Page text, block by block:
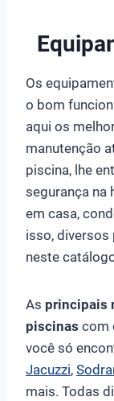
Os
o bom
aqui os
manutenção
piscina, lhe
segurança na
em casa,
isso,
neste
As principais
piscinas com
você só
Jacuzzi,
mais. Todas